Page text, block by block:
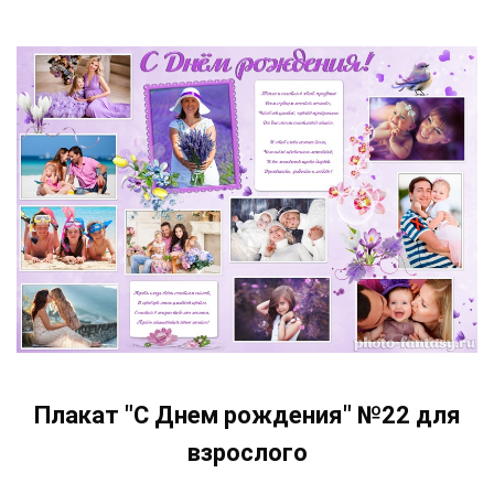
Плакат "С Днем рождения" №22 для
взрослого